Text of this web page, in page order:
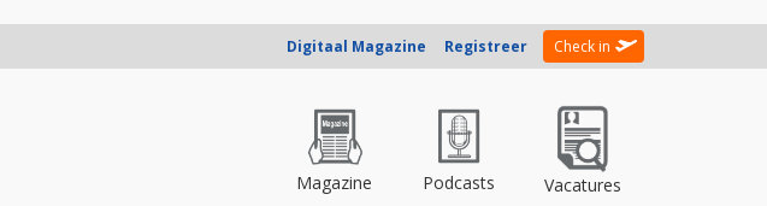
Digitaal Magazine Registreer Check in
Magazine Podcasts Vacatures